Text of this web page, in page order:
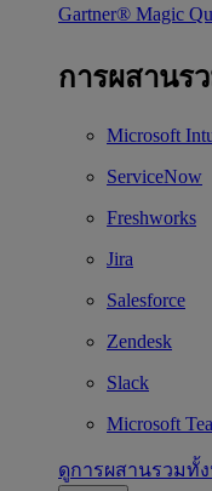
Gartner® Magic
การผสานร
Microsoft
ServiceNow
Freshworks
Jira
Salesforce
Zendesk
Slack
Microsoft
ดูการผสานรวมทั้